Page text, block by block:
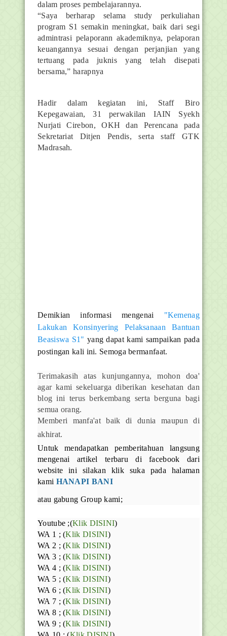
dalam proses pembelajarannya.
“Saya berharap selama study perkuliahan
program S1 semakin meningkat, baik dari segi
admintrasi pelaporann akademiknya, pelaporan
keuangannya sesuai dengan perjanjian yang
tertuang pada juknis yang telah disepati
bersama,” harapnya
Hadir dalam kegiatan ini, Staff Biro
Kepegawaian, 31 perwakilan IAIN Syekh
Nurjati Cirebon, OKH dan Perencana pada
Sekretariat Ditjen Pendis, serta staff GTK
Madrasah.
Demikian informasi mengenai "Kemenag
Lakukan Konsinyering Pelaksanaan Bantuan
Beasiswa S1" yang dapat kami sampaikan pada
postingan kali ini. Semoga bermanfaat.
Terimakasih atas kunjungannya, mohon doa'
agar kami sekeluarga diberikan kesehatan dan
blog ini terus berkembang serta berguna bagi
semua orang.
Memberi manfa'at baik di dunia maupun di
akhirat.
Untuk mendapatkan pemberitahuan langsung
mengenai artikel terbaru di facebook dari
website ini silakan klik suka pada halaman
kami HANAPI BANI
atau gabung Group kami;
Youtube ;(Klik DISINI)
WA 1 ; (Klik DISINI)
WA 2 ; (Klik DISINI)
WA 3 ; (Klik DISINI)
WA 4 ; (Klik DISINI)
WA 5 ; (Klik DISINI)
WA 6 ; (Klik DISINI)
WA 7 ; (Klik DISINI)
WA 8 ; (Klik DISINI)
WA 9 ; (Klik DISINI)